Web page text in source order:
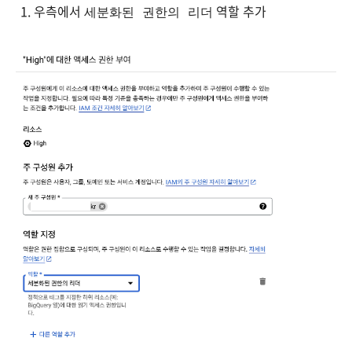
우측에서 세분화된 권한의 리더 역할 추가